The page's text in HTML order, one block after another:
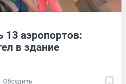
13 аэропортов:
в здание
Обсудить